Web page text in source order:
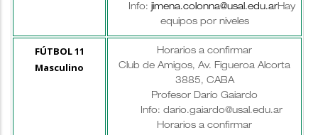
Info: jimena.colonna@usal.edu.arHay
equipos por niveles
FÚTBOL 11
Masculino
Horarios a confirmar
Club de Amigos, Av. Figueroa Alcorta
3885, CABA
Profesor Darío Gaiardo
Info: dario.gaiardo@usal.edu.ar
Horarios a confirmar